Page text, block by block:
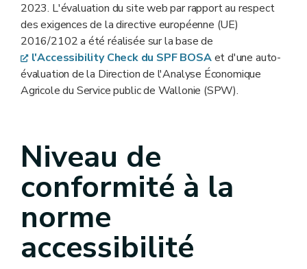
2023. L'évaluation du site web par rapport au respect
des exigences de la directive européenne (UE)
2016/2102 a été réalisée sur la base de
l'Accessibility Check du SPF BOSAet d'une auto-
évaluation de la Direction de l'Analyse Économique
Agricole du Service public de Wallonie (SPW).
Niveau de
conformité à la
norme
accessibilité